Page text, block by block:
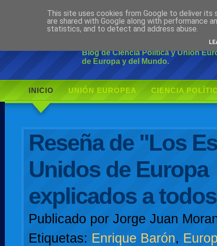
Ciudadano
Blog de Ciencia Política y Unión
de Europa y del Mundo.
INICIO UNIÓN EUROPEA CIENCIA
Reseña de "Los
Unidos de Europa
explicados a
Publicado por Jorge Juan
Etiquetas: Enrique Barón,
This site uses cookies from Google to deliver its
are shared with Google along with performance
statistics, and to detect and address abuse.